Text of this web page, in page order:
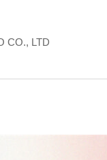
CO., LTD